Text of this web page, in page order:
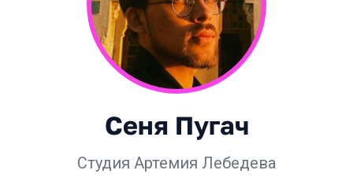
Сеня Пугач
Студия Артемия Лебедева